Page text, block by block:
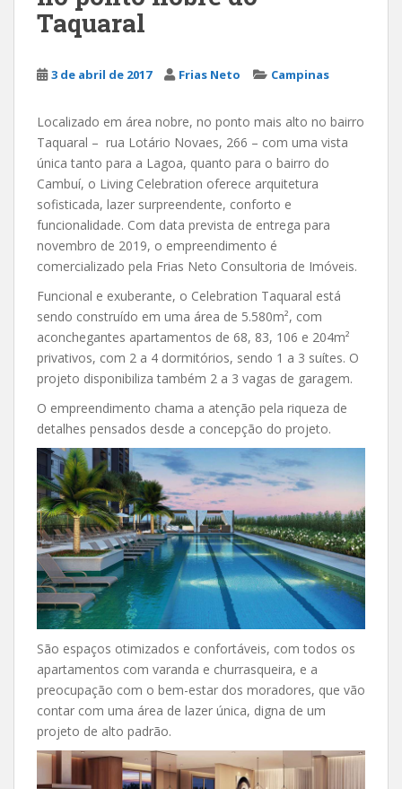
Taquaral
3 de abril de 2017 Frias Neto Campinas
Localizado em área nobre, no ponto mais alto no bairro
Taquaral – rua Lotário Novaes, 266 – com uma vista
única tanto para a Lagoa, quanto para o bairro do
Cambuí, o Living Celebration oferece arquitetura
sofisticada, lazer surpreendente, conforto e
funcionalidade. Com data prevista de entrega para
novembro de 2019, o empreendimento é
comercializado pela Frias Neto Consultoria de Imóveis.
Funcional e exuberante, o Celebration Taquaral está
sendo construído em uma área de 5.580m², com
aconchegantes apartamentos de 68, 83, 106 e 204m²
privativos, com 2 a 4 dormitórios, sendo 1 a 3 suítes. O
projeto disponibiliza também 2 a 3 vagas de garagem.
O empreendimento chama a atenção pela riqueza de
detalhes pensados desde a concepção do projeto.
São espaços otimizados e confortáveis, com todos os
apartamentos com varanda e churrasqueira, e a
preocupação com o bem-estar dos moradores, que vão
contar com uma área de lazer única, digna de um
projeto de alto padrão.